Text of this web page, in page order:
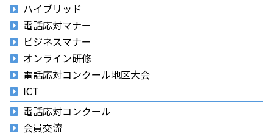
ハイブリッド
電話応対マナー
ビジネスマナー
オンライン研修
電話応対コンクール地区大会
ICT
電話応対コンクール
会員交流